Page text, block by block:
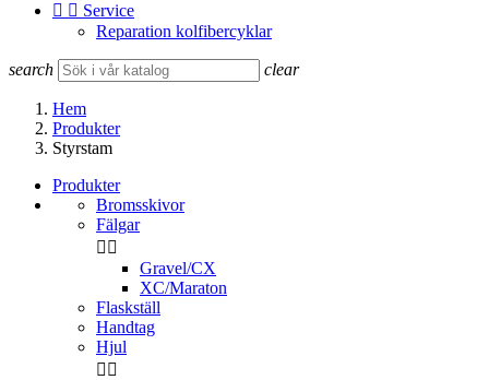
  Service
Reparation kolfibercyklar
search clear
Hem
Produkter
Styrstam
Produkter
Bromsskivor
Fälgar
 
Gravel/CX
XC/Maraton
Flaskställ
Handtag
Hjul
 